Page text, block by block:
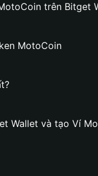
trên Bitget
MotoCoin
Wallet và tạo Ví